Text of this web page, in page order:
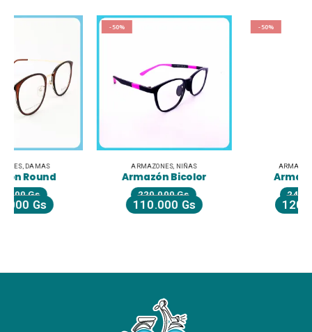
ARMAZONES
Armazón Bicolor
110.000
ARMAZONES
Armazón Dama
120.000